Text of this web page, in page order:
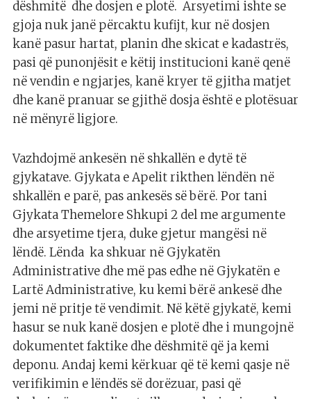
dëshmitë dhe dosjen e plotë. Arsyetimi ishte se
gjoja nuk janë përcaktu kufijt, kur në dosjen
kanë pasur hartat, planin dhe skicat e kadastrës,
pasi që punonjësit e këtij institucioni kanë qenë
në vendin e ngjarjes, kanë kryer të gjitha matjet
dhe kanë pranuar se gjithë dosja është e plotësuar
në mënyrë ligjore.
Vazhdojmë ankesën në shkallën e dytë të
gjykatave. Gjykata e Apelit rikthen lëndën në
shkallën e parë, pas ankesës së bërë. Por tani
Gjykata Themelore Shkupi 2 del me argumente
dhe arsyetime tjera, duke gjetur mangësi në
lëndë. Lënda ka shkuar në Gjykatën
Administrative dhe më pas edhe në Gjykatën e
Lartë Administrative, ku kemi bërë ankesë dhe
jemi në pritje të vendimit. Në këtë gjykatë, kemi
hasur se nuk kanë dosjen e plotë dhe i mungojnë
dokumentet faktike dhe dëshmitë që ja kemi
deponu. Andaj kemi kërkuar që të kemi qasje në
verifikimin e lëndës së dorëzuar, pasi që